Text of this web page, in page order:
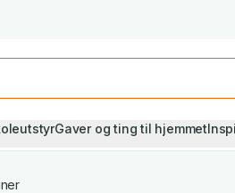
Gaver og ting til hjemmet